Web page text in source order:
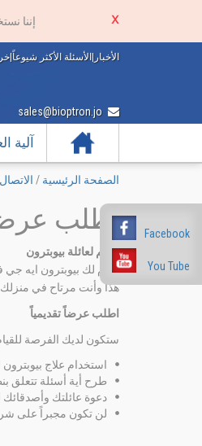
إننا
Facebook
You Tube
|الأسئلة الأكثر شيوعاً| الأخبار
الرئيسية آلية
الصفحة الرئيسية / الاتصال
اطلب
انضم لعائلة بيوبترون
تقدم لك بيوبترون ايه
هذا وأنت مرتاح في منزلك
اطلب عرضاً تقديمياً
ستكون لديك الفرصة
استخدام علاج
طرح أية أسئلة تتعلق
دعوة عائلتك
لن تكون مجبراً على